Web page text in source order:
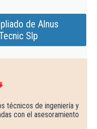
de Alnus
Slp
técnicos de ingeniería y
con el asesoramiento